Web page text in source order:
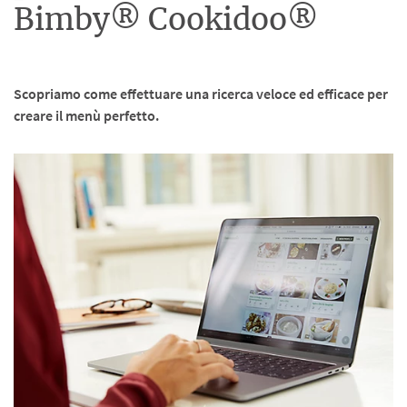
Bimby® Cookidoo®
Scopriamo come effettuare una ricerca veloce ed efficace per
creare il menù perfetto.